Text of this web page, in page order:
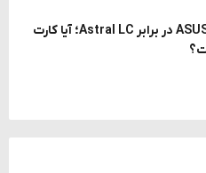
بررسی ASUS ROG Astral RTX 5090 در برابر Astral LC؛ آیا کارت